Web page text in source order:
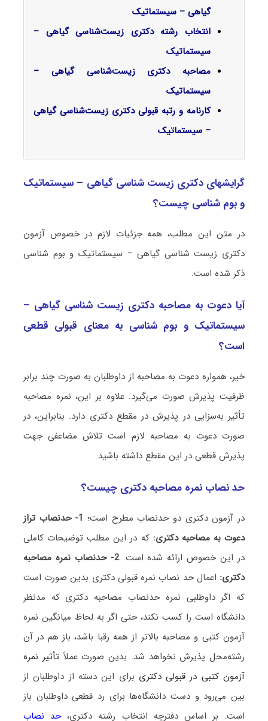
گیاهی – سیستماتیک
انتخاب رشته دکتری زیست‌شناسی گیاهی –
سیستماتیک
مصاحبه دکتری زیست‌شناسی گیاهی –
سیستماتیک
کارنامه و رتبه قبولی دکتری زیست‌شناسی گیاهی
– سیستماتیک
گرایشهای دکتری زیست ‌شناسی گیاهی – سیستماتیک
و بو‌‌م‌ شناسی چیست؟
در متن این مطلب، همه جزئیات لازم در خصوص آزمون
دکتری زیست ‌شناسی گیاهی – سیستماتیک و بو‌‌م‌ شناسی
ذکر شده است.
آیا دعوت به مصاحبه دکتری زیست ‌شناسی گیاهی –
سیستماتیک و بو‌‌م‌ شناسی به معنای قبولی قطعی
است؟
خیر، همواره دعوت به مصاحبه از داوطلبان به صورت چند برابر
ظرفیت پذیرش صورت می‌گیرد. علاوه بر این، نمره مصاحبه
تأثیر به‌سزایی در پذیرش در مقطع دکتری دارد. بنابراین، در
صورت دعوت به مصاحبه لازم است تلاش مضاعفی جهت
پذیرش قطعی در این مقطع داشته باشید.
حد نصاب نمره مصاحبه دکتری چیست؟
در آزمون دکتری دو حدنصاب مطرح است؛
1- حدنصاب تراز
دعوت به مصاحبه دکتری: که در این مطلب توضیحات کاملی
در این خصوص ارائه شده است. 2- حدنصاب نمره مصاحبه
دکتری: اعمال حد نصاب نمره قبولی دکتری بدین صورت است
که اگر داوطلبی نمره حدنصاب مصاحبه دکتری که مدنظر
دانشگاه است را کسب نکند، حتی اگر به لحاظ میانگین نمره
آزمون کتبی و مصاحبه بالاتر از همه رقبا باشد، باز هم در آن
رشته‌محل پذیرش نخواهد شد. بدین صورت عملاً تأثیر نمره
آزمون کتبی در قبولی دکتری برای این دسته از داوطلبان از
بین می‌رود و دست دانشگاه‌ها برای رد قطعی داوطلبان باز
است. بر اساس دفترچه انتخاب رشته دکتری،حد نصاب